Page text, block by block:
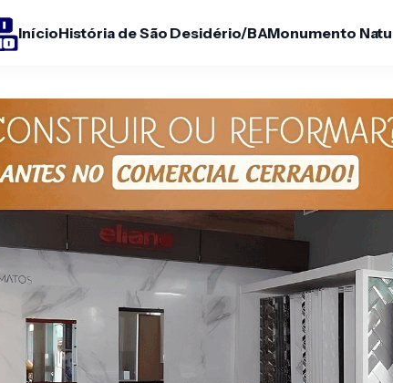
InícioHistória de São Desidério/BAMonumento